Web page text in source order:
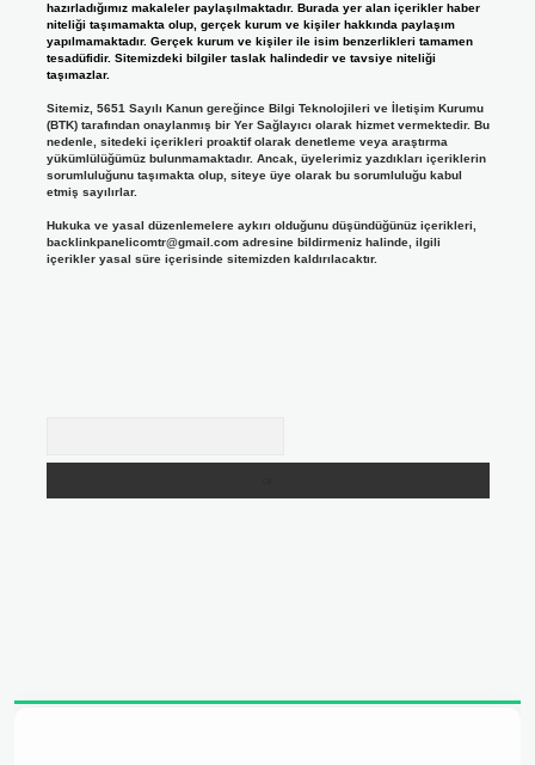
hazırladığımız makaleler paylaşılmaktadır. Burada yer alan içerikler haber
niteliği taşımamakta olup, gerçek kurum ve kişiler hakkında paylaşım
yapılmamaktadır. Gerçek kurum ve kişiler ile isim benzerlikleri tamamen
tesadüfidir. Sitemizdeki bilgiler taslak halindedir ve tavsiye niteliği
taşımazlar.
Sitemiz, 5651 Sayılı Kanun gereğince Bilgi Teknolojileri ve İletişim Kurumu
(BTK) tarafından onaylanmış bir Yer Sağlayıcı olarak hizmet vermektedir. Bu
nedenle, sitedeki içerikleri proaktif olarak denetleme veya araştırma
yükümlülüğümüz bulunmamaktadır. Ancak, üyelerimiz yazdıkları içeriklerin
sorumluluğunu taşımakta olup, siteye üye olarak bu sorumluluğu kabul
etmiş sayılırlar.
Hukuka ve yasal düzenlemelere aykırı olduğunu düşündüğünüz içerikleri,
backlinkpanelicomtr@gmail.comadresine bildirmeniz halinde, ilgili
içerikler yasal süre içerisinde sitemizden kaldırılacaktır.